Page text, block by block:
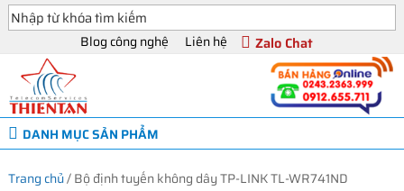
Blog công nghệ Liên hệ Zalo Chat
DANH MỤC SẢN PHẨM
Trang chủ/Bộ định tuyến không dây TP-LINK TL-WR741ND